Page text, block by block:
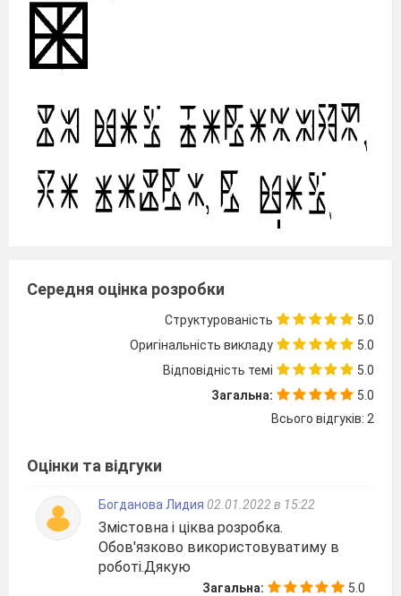
Відповідь: Не той молодець, що почав, а той,
Станція – 2 « Аплікація»
– один із видів декоративно-
ужиткового мистецтва, заснований на
орнаментів, малюнків шляхом накладання,
нашивання їх на будь-які площини, прийняті за
Зробіть розподіл видів аплікації на колонки .
(3-5 хвилин)
1. За змістом:
Середня оцінка розробки
Структурованість
5.0
Оригінальність викладу
5.0
Відповідність темі
5.0
Загальна:
5.0
Всього відгуків: 2
Оцінки та відгуки
Богданова Лидия 02.01.2022 в 15:22
Змістовна і ціква розробка.
Обов'язково використовуватиму в
роботі.Дякую
Загальна:
5.0